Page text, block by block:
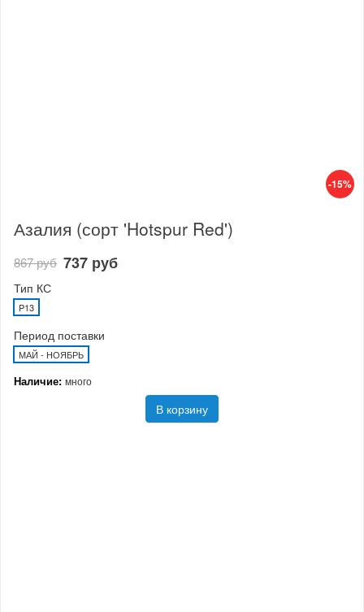
-15%
Азалия (сорт 'Hotspur Red')
867 руб 737 руб
Тип КС
P13
Период поставки
МАЙ - НОЯБРЬ
Наличие: много
В корзину